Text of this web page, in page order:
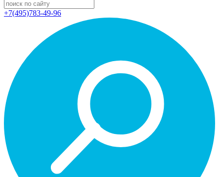
+7(495)783-49-96